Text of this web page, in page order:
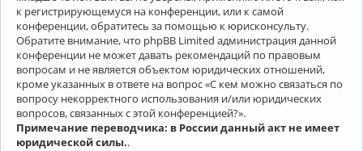
к регистрирующемуся на конференции, или к самой
конференции, обратитесь за помощью к юрисконсульту.
Обратите внимание, что phpBB Limited администрация данной
конференции не может давать рекомендаций по правовым
вопросам и не является объектом юридических отношений,
кроме указанных в ответе на вопрос «С кем можно связаться по
вопросу некорректного использования и/или юридических
вопросов, связанных с этой конференцией?».
Примечание переводчика: в России данный акт не имеет
юридической силы..